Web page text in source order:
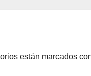
están marcados